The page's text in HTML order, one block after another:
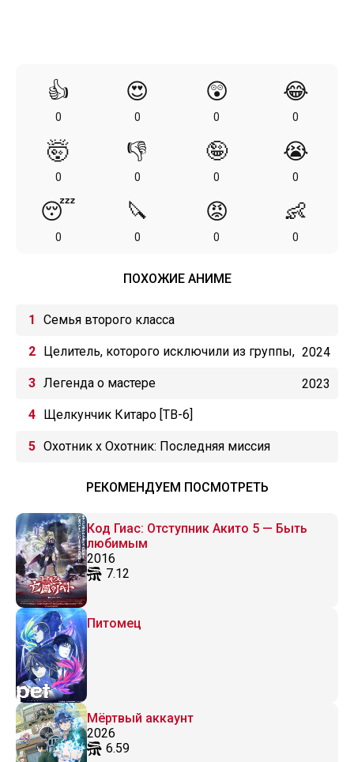
👍
0
😍
0
😲
0
😂
0
🤯
0
👎
0
🤪
0
😭
0
😴
0
🔪
0
😡
0
👶
0
ПОХОЖИЕ АНИМЕ
Семья второго класса
Целитель, которого исключили из группы,
оказался сильнейшим!
2024
Легенда о мастере 2023
Щелкунчик Китаро [ТВ-6]
Охотник х Охотник: Последняя миссия
РЕКОМЕНДУЕМ ПОСМОТРЕТЬ
Код Гиас: Отступник Акито 5 — Быть
любимым
2016
7.12
Питомец
Мёртвый аккаунт
2026
6.59